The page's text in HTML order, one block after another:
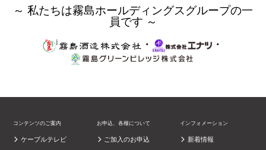
～ 私たちは霧島ホールディングスグループの一
員です ～
・
・
コンテンツのご案内
ケーブルテレビ
お申込、各種について
ご加入のお申込
インフォメーション
新着情報